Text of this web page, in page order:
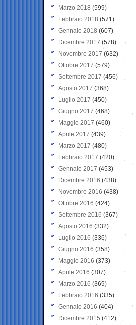
Marzo 2018 (599)
Febbraio 2018 (571)
Gennaio 2018 (607)
Dicembre 2017 (578)
Novembre 2017 (632)
Ottobre 2017 (579)
Settembre 2017 (456)
Agosto 2017 (368)
Luglio 2017 (450)
Giugno 2017 (468)
Maggio 2017 (460)
Aprile 2017 (439)
Marzo 2017 (480)
Febbraio 2017 (420)
Gennaio 2017 (453)
Dicembre 2016 (438)
Novembre 2016 (438)
Ottobre 2016 (424)
Settembre 2016 (367)
Agosto 2016 (332)
Luglio 2016 (336)
Giugno 2016 (358)
Maggio 2016 (373)
Aprile 2016 (307)
Marzo 2016 (369)
Febbraio 2016 (335)
Gennaio 2016 (404)
Dicembre 2015 (412)